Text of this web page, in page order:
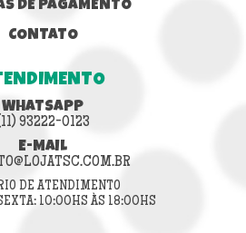
DE PAGAMENTO
CONTATO
WHATSAPP
93222-0123
E-MAIL
DE ATENDIMENTO
10:00HS ÀS 18:00HS